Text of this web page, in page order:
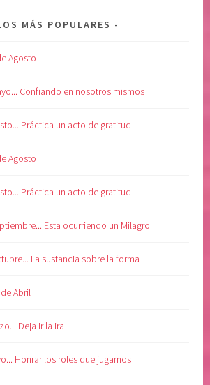
MÁS POPULARES
Agosto
Confiando en nosotros mismos
Práctica un acto de gratitud
Agosto
Práctica un acto de gratitud
Esta ocurriendo un Milagro
La sustancia sobre la forma
Abril
Deja ir la ira
Honrar los roles que jugamos